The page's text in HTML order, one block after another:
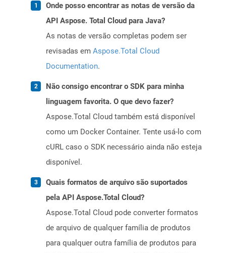
Onde posso encontrar as notas de versão da
API Aspose. Total Cloud para Java?
As notas de versão completas podem ser
revisadas em Aspose.Total Cloud
Documentation.
Não consigo encontrar o SDK para minha
linguagem favorita. O que devo fazer?
Aspose.Total Cloud também está disponível
como um Docker Container. Tente usá-lo com
cURL caso o SDK necessário ainda não esteja
disponível.
Quais formatos de arquivo são suportados
pela API Aspose.Total Cloud?
Aspose.Total Cloud pode converter formatos
de arquivo de qualquer família de produtos
para qualquer outra família de produtos para